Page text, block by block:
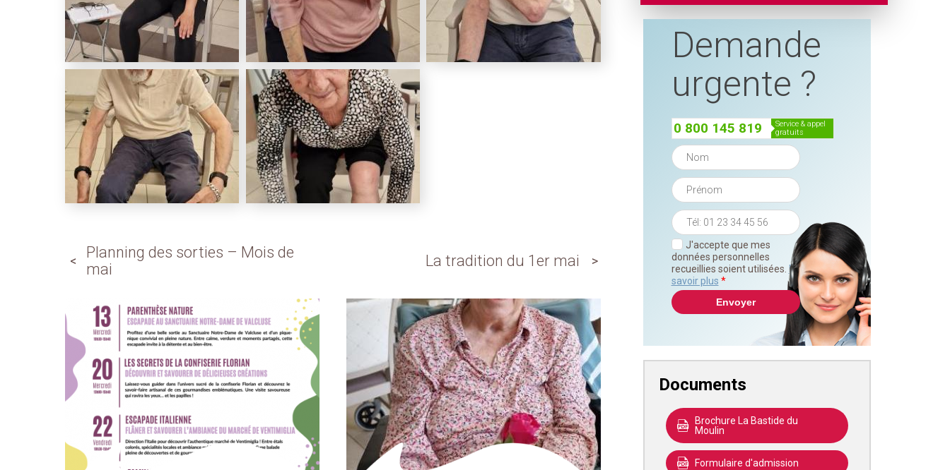
Planning des sorties – Mois de
mai
La tradition du 1er mai
Demande
urgente ?
0 800 145 819
service & appel
gratuits
J'accepte que mes
données personnelles
recueillies soient utilisées. En
savoir plus *
Documents
Brochure La Bastide du
Moulin
Formulaire d'admission